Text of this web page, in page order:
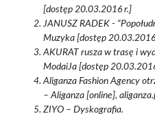
[dostęp 20.03.2016 r.]
JANUSZ RADEK -
Muzyka [dostęp
AKURAT rusza w trasę i
ModaiJa [dostęp
Aliganza Fashion Agency
– Aliganza [online],
ZIYO – Dyskografia.